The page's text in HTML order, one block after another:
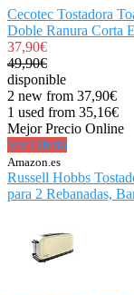
Cecotec Tostadora
Doble Ranura Corta
37,90€
49,90€
disponible
2 new from 37,90€
1 used from 35,16€
Mejor Precio Online
Ver Oferta
Amazon.es
Russell Hobbs
para 2 Rebanadas,